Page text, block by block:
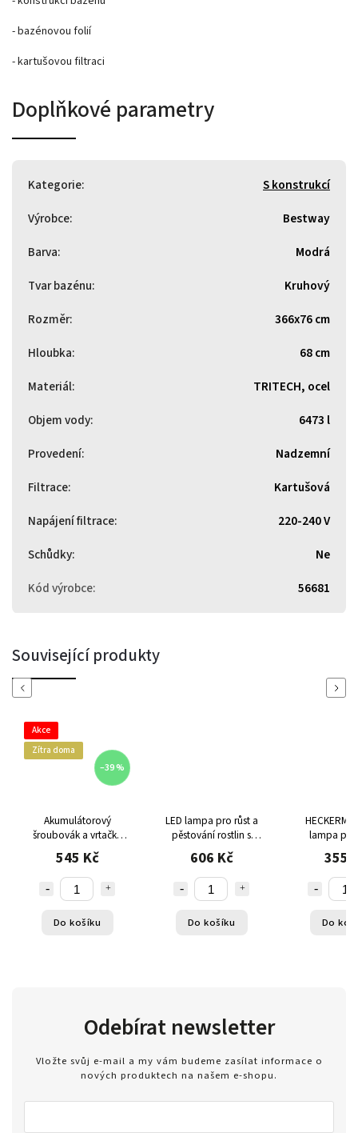
- bazénovou folií
- kartušovou filtraci
Doplňkové parametry
Kategorie:
S konstrukcí
Výrobce:
Bestway
Barva:
Modrá
Tvar bazénu:
Kruhový
Rozměr:
366x76 cm
Hloubka:
68 cm
Materiál:
TRITECH, ocel
Objem vody:
6473 l
Provedení:
Nadzemní
Filtrace:
Kartušová
Napájení filtrace:
220-240 V
Schůdky:
Ne
Kód výrobce: 56681
Související produkty
Previous
Akce
Zítra doma
–39 %
Akumulátorový
šroubovák a vrtačka
21V žlutá - 2× baterie
2,0Ah, 35 Nm, LED
světlo, vodováha,
kompletní sada s
545 Kč
Do košíku
LED lampa pro růst a
pěstování rostlin s
časovačem 4 ks
606 Kč
Do košíku
lampa pro
pěstování
355
Do
Next
Odebírat newsletter
Vložte svůj e-mail a my vám budeme zasílat informace o
nových produktech na našem e-shopu.